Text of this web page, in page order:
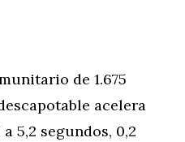
de 1.675
acelera
5,2 segundos, 0,2